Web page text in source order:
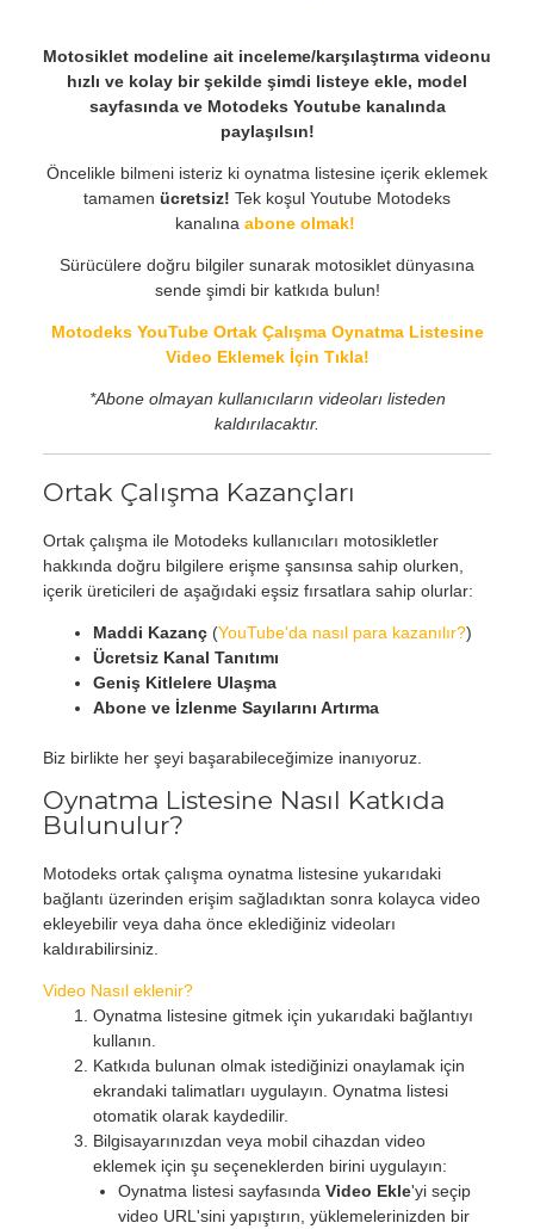
Motosiklet modeline ait inceleme/karşılaştırma videonu
hızlı ve kolay bir şekilde şimdi listeye ekle, model
sayfasında ve Motodeks Youtube kanalında
paylaşılsın!
Öncelikle bilmeni isteriz ki oynatma listesine içerik eklemek
tamamen ücretsiz! Tek koşul Youtube Motodeks
kanalına abone olmak!
Sürücülere doğru bilgiler sunarak motosiklet dünyasına
sende şimdi bir katkıda bulun!
Motodeks YouTube Ortak Çalışma Oynatma Listesine
Video Eklemek İçin Tıkla!
*Abone olmayan kullanıcıların videoları listeden
kaldırılacaktır.
Ortak Çalışma Kazançları
Ortak çalışma ile Motodeks kullanıcıları motosikletler
hakkında doğru bilgilere erişme şansınsa sahip olurken,
içerik üreticileri de aşağıdaki eşsiz fırsatlara sahip olurlar:
Maddi Kazanç(YouTube'da nasıl para kazanılır?)
Ücretsiz Kanal Tanıtımı
Geniş Kitlelere Ulaşma
Abone ve İzlenme Sayılarını Artırma
Biz birlikte her şeyi başarabileceğimize inanıyoruz.
Oynatma Listesine Nasıl Katkıda
Bulunulur?
Motodeks ortak çalışma oynatma listesine yukarıdaki
bağlantı üzerinden erişim sağladıktan sonra kolayca video
ekleyebilir veya daha önce eklediğiniz videoları
kaldırabilirsiniz.
Video Nasıl eklenir?
Oynatma listesine gitmek için yukarıdaki bağlantıyı
kullanın.
Katkıda bulunan olmak istediğinizi onaylamak için
ekrandaki talimatları uygulayın. Oynatma listesi
otomatik olarak kaydedilir.
Bilgisayarınızdan veya mobil cihazdan video
eklemek için şu seçeneklerden birini uygulayın:
Oynatma listesi sayfasında Video Ekle'yi seçip
video URL'sini yapıştırın, yüklemelerinizden bir